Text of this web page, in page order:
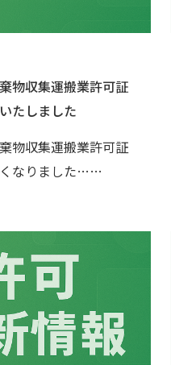
物収集運搬業許可証
たしました
物収集運搬業許可証
くなりました……